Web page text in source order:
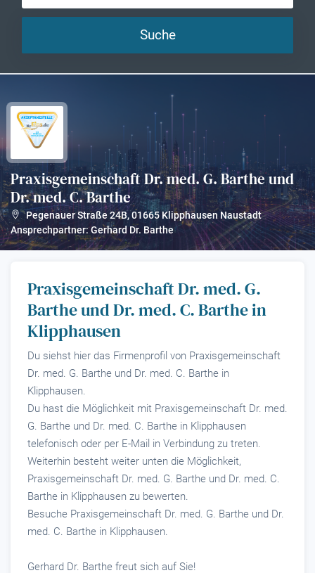
Suche
Praxisgemeinschaft Dr. med. G. Barthe und
Dr. med. C. Barthe ?
Pegenauer Straße 24B,01665 Klipphausen Naustadt
Ansprechpartner: Gerhard Dr. Barthe
Praxisgemeinschaft Dr. med. G.
Barthe und Dr. med. C. Barthe in
Klipphausen
Du siehst hier das Firmenprofil von Praxisgemeinschaft
Dr. med. G. Barthe und Dr. med. C. Barthe in
Klipphausen.
Du hast die Möglichkeit mit Praxisgemeinschaft Dr. med.
G. Barthe und Dr. med. C. Barthe in Klipphausen
telefonisch oder per E-Mail in Verbindung zu treten.
Weiterhin besteht weiter unten die Möglichkeit,
Praxisgemeinschaft Dr. med. G. Barthe und Dr. med. C.
Barthe in Klipphausen zu bewerten.
Besuche Praxisgemeinschaft Dr. med. G. Barthe und Dr.
med. C. Barthe in Klipphausen.
Gerhard Dr. Barthe freut sich auf Sie!